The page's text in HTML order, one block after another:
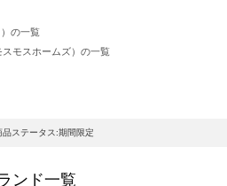
の一覧
モスホームズ）の一覧
バイサマンサモスモス）の一覧
ス ブルー）の一覧
品ステータス:期間限定
ンド一覧